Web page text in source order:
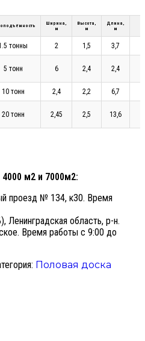
Ширина,
м
Высота,
м
Длина,
м
тонны 2 1,5 3,7
5 тонн 6 2,4 2,4
10 тонн 2,4 2,2 6,7
20 тонн 2,45 2,5 13,6
м2 и 7000м2:
проезд № 134, к30. Время
Ленинградская область, р-н.
Время работы с 9:00 до
Половая доска